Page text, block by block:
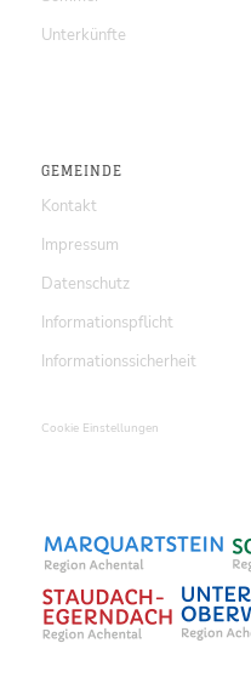
Unterkünfte
GEMEINDE
Kontakt
Impressum
Datenschutz
Informationspflicht
Informationssicherheit
Cookie Einstellungen